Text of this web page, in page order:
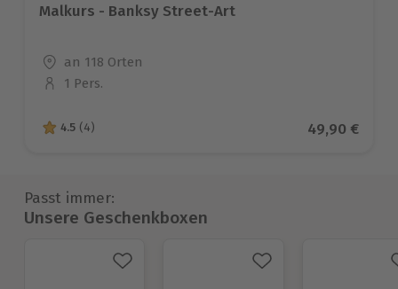
Malkurs - Banksy Street-Art
Standort
an 118 Orten
Anzahl der Teilnehmer
1 Pers.
4.5 von 5 Sternen basierend auf 4 Bewertungen
4.5 (4) Aktueller
49,90 €
Passt immer:
Unsere Geschenkboxen